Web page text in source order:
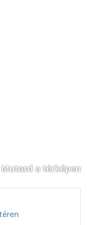
Mutasd a térképen